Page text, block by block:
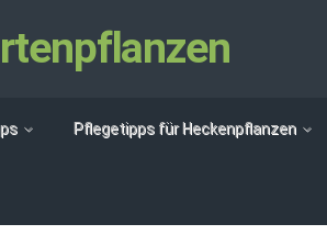
Pflegetipps für Heckenpflanzen